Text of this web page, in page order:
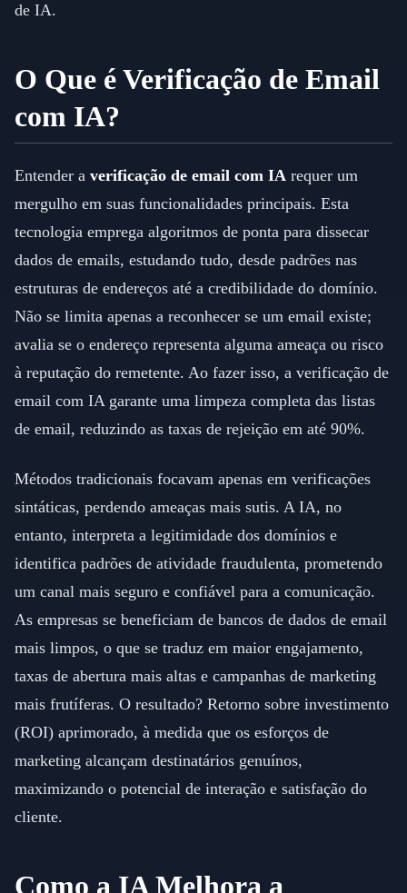
de IA.
O Que é Verificação de Email
com IA?
Entender a verificação de email com IA requer um
mergulho em suas funcionalidades principais. Esta
tecnologia emprega algoritmos de ponta para dissecar
dados de emails, estudando tudo, desde padrões nas
estruturas de endereços até a credibilidade do domínio.
Não se limita apenas a reconhecer se um email existe;
avalia se o endereço representa alguma ameaça ou risco
à reputação do remetente. Ao fazer isso, a verificação de
email com IA garante uma limpeza completa das listas
de email, reduzindo as taxas de rejeição em até 90%.
Métodos tradicionais focavam apenas em verificações
sintáticas, perdendo ameaças mais sutis. A IA, no
entanto, interpreta a legitimidade dos domínios e
identifica padrões de atividade fraudulenta, prometendo
um canal mais seguro e confiável para a comunicação.
As empresas se beneficiam de bancos de dados de email
mais limpos, o que se traduz em maior engajamento,
taxas de abertura mais altas e campanhas de marketing
mais frutíferas. O resultado? Retorno sobre investimento
(ROI) aprimorado, à medida que os esforços de
marketing alcançam destinatários genuínos,
maximizando o potencial de interação e satisfação do
cliente.
Como a IA Melhora a